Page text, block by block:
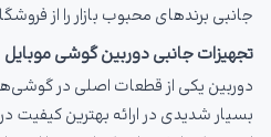
جانبی برندهای محبوب بازار را از
تجهیزات جانبی دوربین گوشی موبایل
دوربین یکی از قطعات اصلی در
بسیار شدیدی در ارائه بهترین کیفیت